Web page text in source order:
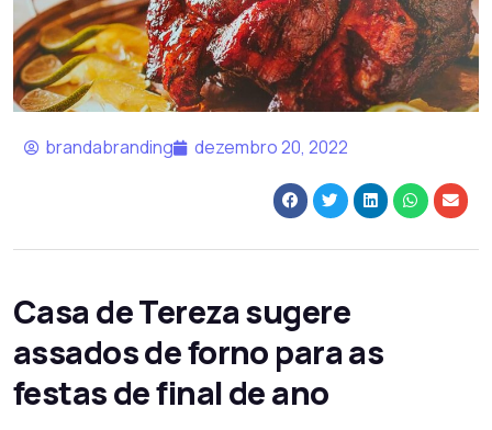
brandabranding dezembro 20, 2022
Casa de Tereza sugere
assados de forno para as
festas de final de ano